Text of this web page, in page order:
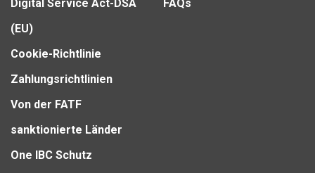
Digital Service Act-DSA
(EU)
Cookie-Richtlinie
Zahlungsrichtlinien
Von der FATF
sanktionierte Länder
One IBC Schutz
FAQs